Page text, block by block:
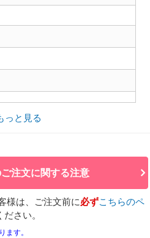
っと見る
注文に関する注意
様は、ご注文前に必ずこちらのペ
さい。
ます。